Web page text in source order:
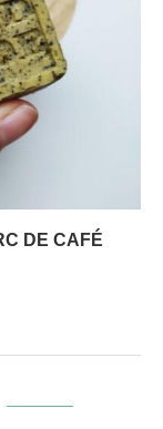
DE CAFÉ